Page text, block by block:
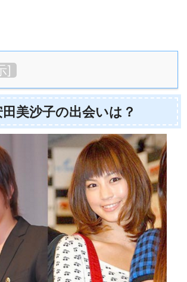
]
美沙子の出会いは？